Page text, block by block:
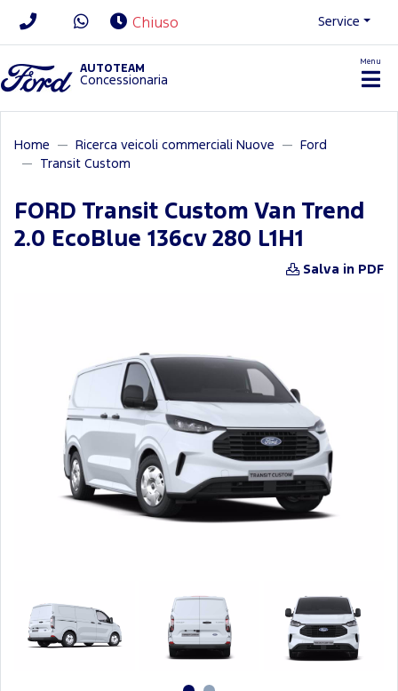
Chiuso Service
AUTOTEAM
Concessionaria
Menu
Home Ricerca veicoli commerciali Nuove
Ford
Transit Custom
FORD Transit Custom Van Trend
2.0 EcoBlue 136cv 280 L1H1
Salva in PDF